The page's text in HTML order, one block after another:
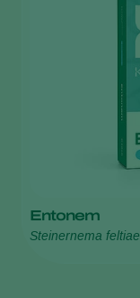
Entonem
Steinernema feltiae